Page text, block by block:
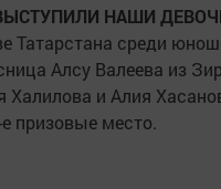
НАШИ
Татарстана среди
Алсу Валеева из
Халилова и Алия
призовые место.